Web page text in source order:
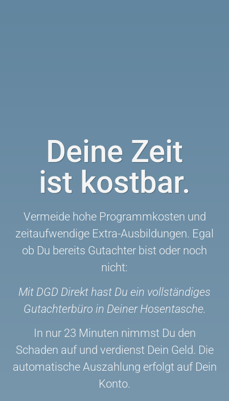
Deine Zeit
ist kostbar.
Vermeide hohe Programmkosten und
zeitaufwendige Extra-Ausbildungen. Egal
ob Du bereits Gutachter bist oder noch
nicht:
Mit DGD Direkt hast Du ein vollständiges
Gutachterbüro in Deiner Hosentasche.
In nur 23 Minuten nimmst Du den
Schaden auf und verdienst Dein Geld. Die
automatische Auszahlung erfolgt auf Dein
Konto.